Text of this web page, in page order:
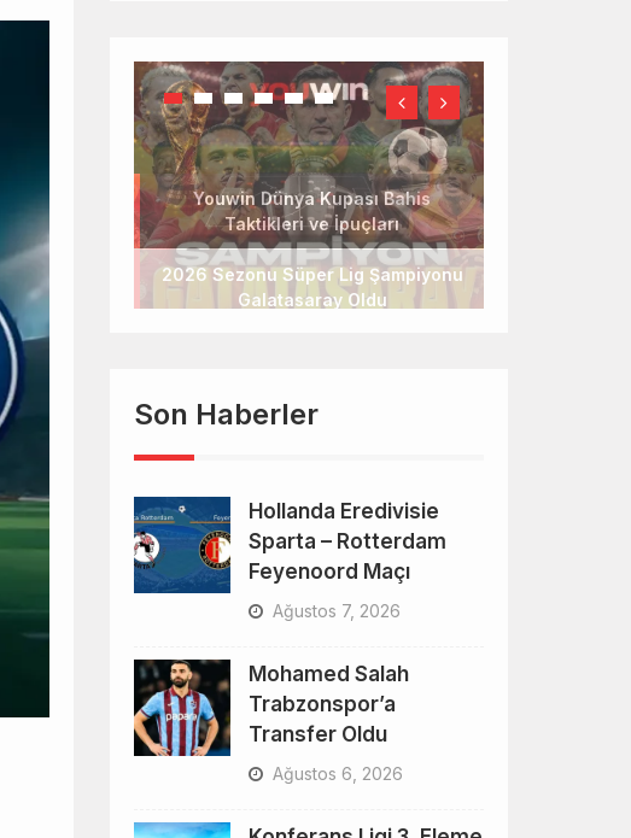
2026 Sezonu Süper Lig Şampiyonu
Galatasaray Oldu
Son Haberler
Hollanda Eredivisie
Sparta – Rotterdam
Feyenoord Maçı
Ağustos 7, 2026
Mohamed Salah
Trabzonspor’a
Transfer Oldu
Ağustos 6, 2026